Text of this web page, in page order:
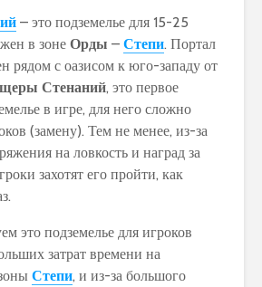
– это подземелье для 15-25
в зоне Орды – Степи. Портал
рядом с оазисом к юго-западу от
Стенаний, это первое
в игре, для него сложно
(замену). Тем не менее, из-за
на ловкость и наград за
захотят его пройти, как
это подземелье для игроков
затрат времени на
Степи, и из-за большого